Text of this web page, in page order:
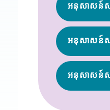
អនុសាសន៍ស
អនុសាសន៍សម្
អនុសាសន៍ស